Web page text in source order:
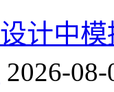
计中
2026-